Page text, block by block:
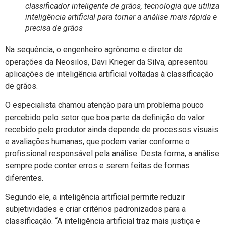
classificador inteligente de grãos, tecnologia que utiliza
inteligência artificial para tornar a análise mais rápida e
precisa de grãos
Na sequência, o engenheiro agrônomo e diretor de
operações da Neosilos, Davi Krieger da Silva, apresentou
aplicações de inteligência artificial voltadas à classificação
de grãos.
O especialista chamou atenção para um problema pouco
percebido pelo setor que boa parte da definição do valor
recebido pelo produtor ainda depende de processos visuais
e avaliações humanas, que podem variar conforme o
profissional responsável pela análise. Desta forma, a análise
sempre pode conter erros e serem feitas de formas
diferentes.
Segundo ele, a inteligência artificial permite reduzir
subjetividades e criar critérios padronizados para a
classificação. “A inteligência artificial traz mais justiça e